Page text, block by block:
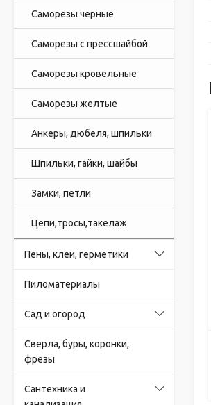
Саморезы черные
Саморезы с прессшайбой
Саморезы кровельные
Саморезы желтые
Анкеры, дюбеля, шпильки
Шпильки, гайки, шайбы
Замки, петли
Цепи,тросы,такелаж
Пены, клеи, герметики
Пиломатериалы
Сад и огород
Сверла, буры, коронки,
фрезы
Сантехника и